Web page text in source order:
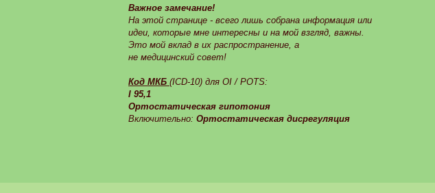
Важное замечание!
На этой странице - всего лишь собрана информация или
идеи, которые мне интересны и на мой взгляд, важны.
Это мой вклад в их распространение, а
не медицинский совет!
Код МКБ (ICD-10) для OI / POTS:
I 95,1
Ортостатическая гипотония
Включительно: Ортостатическая дисрегуляция